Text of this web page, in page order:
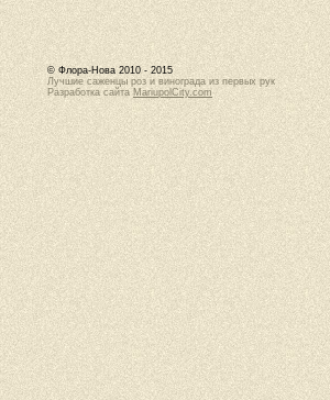
© Флора-Нова 2010 - 2015
Лучшие саженцы роз и винограда из первых рук
Разработка сайтаMariupolCity.com